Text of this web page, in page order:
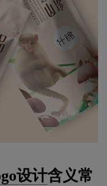
设计含义常